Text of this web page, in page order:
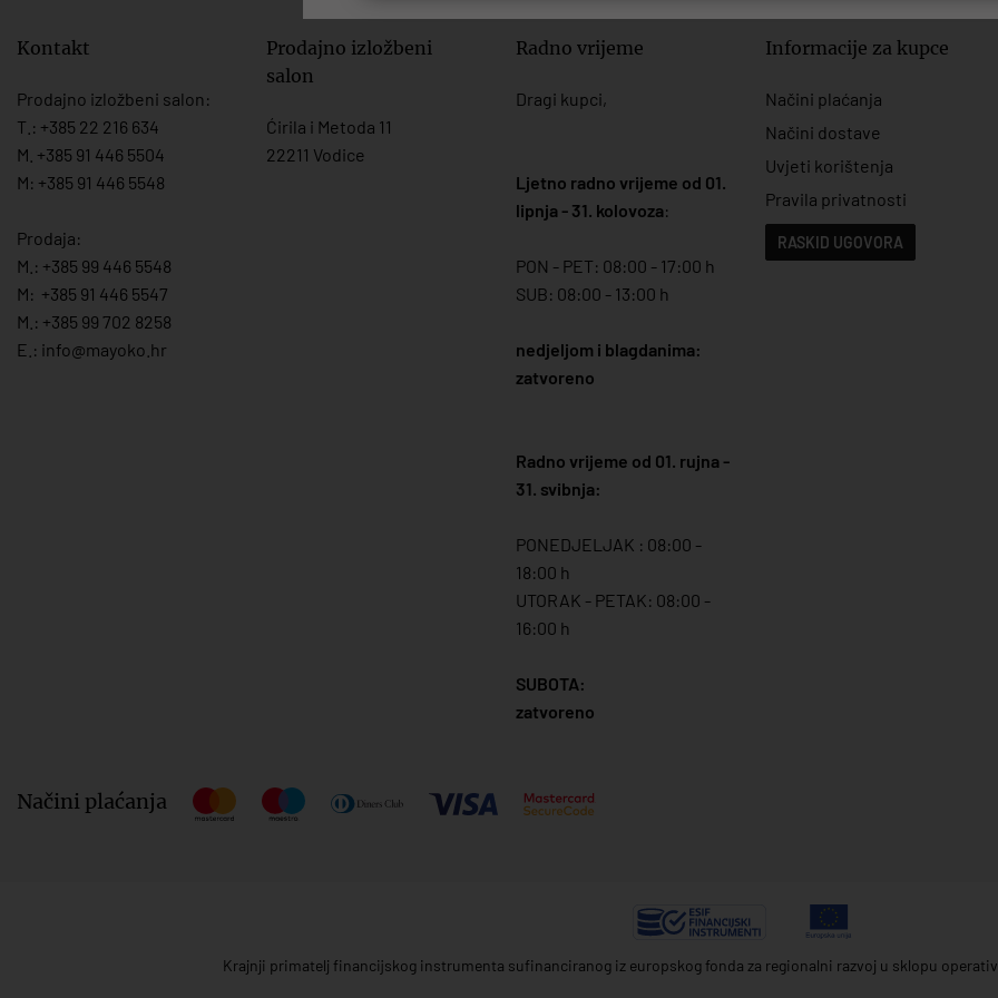
Kontakt
Prodajno izložbeni salon:
T.: +385 22 216 634
M. +385 91 446 5504
M: +385 91 446 5548
Prodaja:
M.: +385 99 446 5548
M: +385 91 446 5547
M.: +385 99 702 8258
E.: info@mayoko. hr
Prodajno izložbeni
salon
Ćirila i Metoda 11
22211 Vodice
Radno vrijeme
Dragi kupci,
Ljetno radno vrijeme od 01.
lipnja - 31. kolovoza:
PON - PET: 08:00 - 17:00 h
SUB: 08:00 - 13:00 h
nedjeljom i blagdanima:
zatvoreno
Radno vrijeme od 01. rujna -
31. svibnja:
PONEDJELJAK : 08:00 -
18:00 h
UTORAK - PETAK: 08:00 -
16:00 h
SUBOTA:
zatvoreno
Informacije za kupce
Načini plaćanja
Načini dostave
Uvjeti korištenja
Pravila privatnosti
RASKID UGOVORA
Načini plaćanja
Krajnji primatelj financijskog instrumenta sufinanciranog iz europskog fonda za regionalni razvoj u sklopu